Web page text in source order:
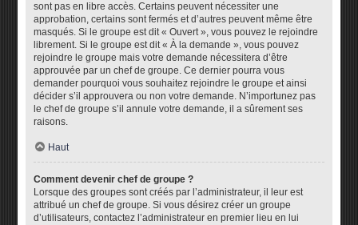
sont pas en libre accès. Certains peuvent nécessiter une
approbation, certains sont fermés et d’autres peuvent même être
masqués. Si le groupe est dit « Ouvert », vous pouvez le rejoindre
librement. Si le groupe est dit « À la demande », vous pouvez
rejoindre le groupe mais votre demande nécessitera d’être
approuvée par un chef de groupe. Ce dernier pourra vous
demander pourquoi vous souhaitez rejoindre le groupe et ainsi
décider s’il approuvera ou non votre demande. N’importunez pas
le chef de groupe s’il annule votre demande, il a sûrement ses
raisons.
Haut
Comment devenir chef de groupe ?
Lorsque des groupes sont créés par l’administrateur, il leur est
attribué un chef de groupe. Si vous désirez créer un groupe
d’utilisateurs, contactez l’administrateur en premier lieu en lui